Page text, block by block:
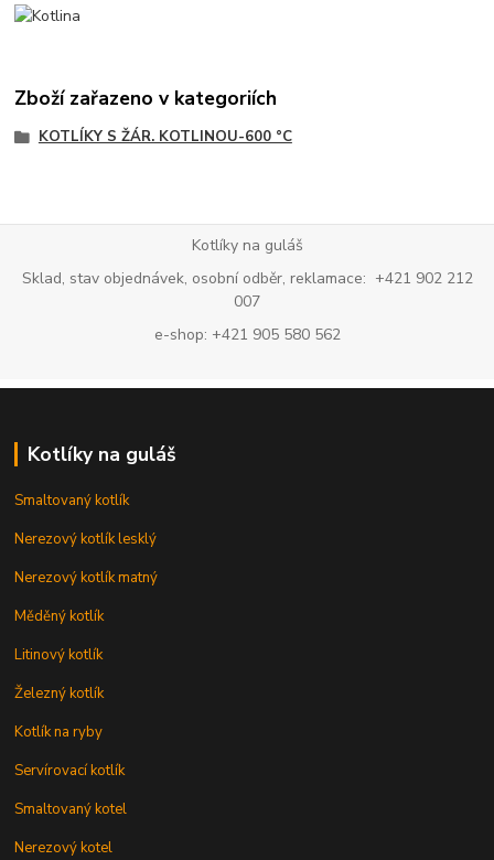
Zboží zařazeno v kategoriích
KOTLÍKY S ŽÁR. KOTLINOU-600 °C
Kotlíky na guláš
Sklad, stav objednávek, osobní odběr, reklamace: +421 902 212
007
e-shop: +421 905 580 562
Kotlíky na guláš
Smaltovaný kotlík
Nerezový kotlík lesklý
Nerezový kotlík matný
Měděný kotlík
Litinový kotlík
Železný kotlík
Kotlík na ryby
Servírovací kotlík
Smaltovaný kotel
Nerezový kotel